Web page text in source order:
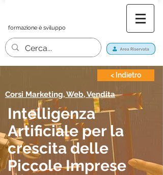
formazione è sviluppo
< Indietro
Corsi Marketing, Web, Vendita
Intelligenza
Artificiale per la
crescita delle
Piccole Imprese